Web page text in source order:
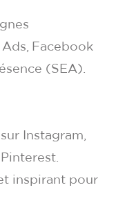
Facebook
(SEA).
Instagram,
inspirant pour